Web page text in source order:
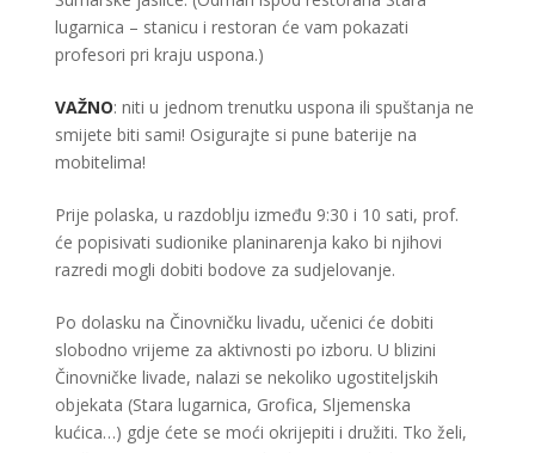
lugarnica – stanicu i restoran će vam pokazati
profesori pri kraju uspona.)
VAŽNO: niti u jednom trenutku uspona ili spuštanja ne
smijete biti sami! Osigurajte si pune baterije na
mobitelima!
Prije polaska, u razdoblju između 9:30 i 10 sati, prof.
će popisivati sudionike planinarenja kako bi njihovi
razredi mogli dobiti bodove za sudjelovanje.
Po dolasku na Činovničku livadu, učenici će dobiti
slobodno vrijeme za aktivnosti po izboru. U blizini
Činovničke livade, nalazi se nekoliko ugostiteljskih
objekata (Stara lugarnica, Grofica, Sljemenska
kućica…) gdje ćete se moći okrijepiti i družiti. Tko želi,